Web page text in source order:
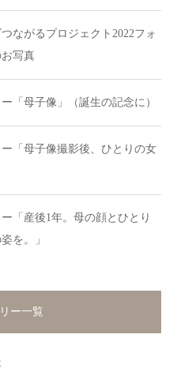
ながるプロジェクト2022フォ
お写真
「母子像」（誕生の記念に）
「母子像撮影後、ひとりの女
「産後1年。母の顔とひとり
を。」
ー一覧